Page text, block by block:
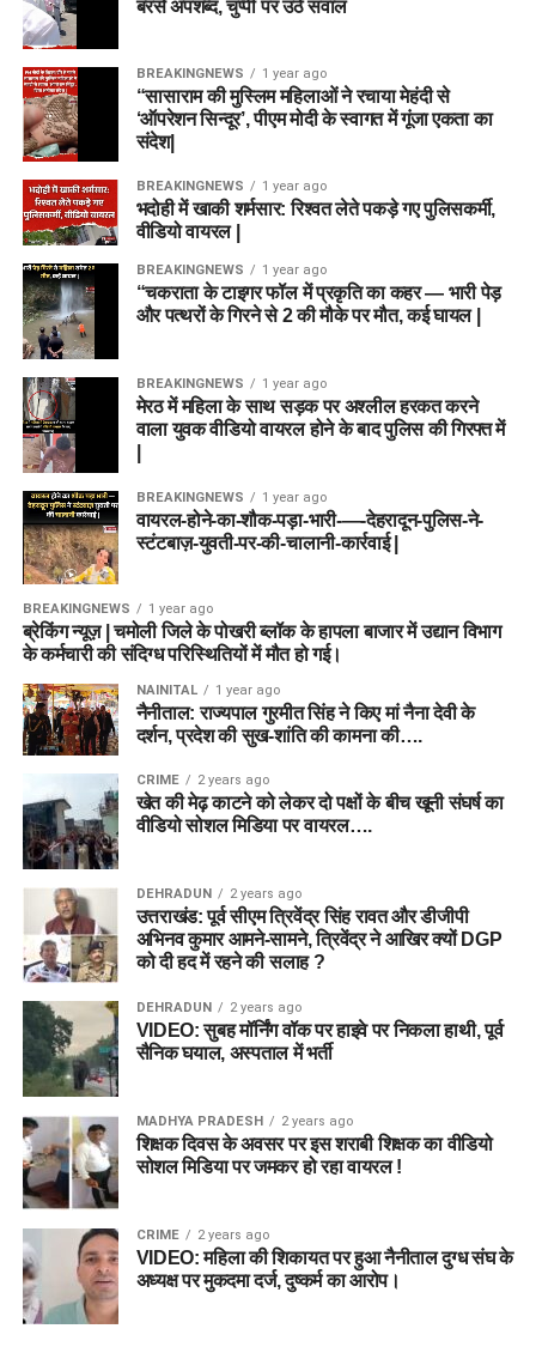
बरसे अपशब्द, चुप्पी पर उठे सवाल
BREAKINGNEWS 1 year ago
“सासाराम की मुस्लिम महिलाओं ने रचाया मेहंदी से
‘ऑपरेशन सिन्दूर’, पीएम मोदी के स्वागत में गूंजा एकता का
संदेश|
BREAKINGNEWS 1 year ago
भदोही में खाकी शर्मसार: रिश्वत लेते पकड़े गए पुलिसकर्मी,
वीडियो वायरल |
BREAKINGNEWS 1 year ago
“चकराता के टाइगर फॉल में प्रकृति का कहर — भारी पेड़
और पत्थरों के गिरने से 2 की मौके पर मौत, कई घायल |
BREAKINGNEWS 1 year ago
मेरठ में महिला के साथ सड़क पर अश्लील हरकत करने
वाला युवक वीडियो वायरल होने के बाद पुलिस की गिरफ्त में
BREAKINGNEWS 1 year ago
वायरल-होने-का-शौक-पड़ा-भारी-—-देहरादून-पुलिस-ने-
स्टंटबाज़-युवती-पर-की-चालानी-कार्रवाई |
BREAKINGNEWS 1 year ago
ब्रेकिंग न्यूज़ | चमोली जिले के पोखरी ब्लॉक के हापला बाजार में उद्यान विभाग
के कर्मचारी की संदिग्ध परिस्थितियों में मौत हो गई।
NAINITAL 1 year ago
नैनीताल: राज्यपाल गुरमीत सिंह ने किए मां नैना देवी के
दर्शन, प्रदेश की सुख-शांति की कामना की….
CRIME 2 years ago
खेत की मेढ़ काटने को लेकर दो पक्षों के बीच खूनी संघर्ष का
वीडियो सोशल मिडिया पर वायरल….
DEHRADUN 2 years ago
उत्तराखंड: पूर्व सीएम त्रिवेंद्र सिंह रावत और डीजीपी
अभिनव कुमार आमने-सामने, त्रिवेंद्र ने आखिर क्यों DGP
को दी हद में रहने की सलाह ?
DEHRADUN 2 years ago
VIDEO: सुबह मॉर्निंग वॉक पर हाइवे पर निकला हाथी, पूर्व
सैनिक घयाल, अस्पताल में भर्ती
MADHYA PRADESH 2 years ago
शिक्षक दिवस के अवसर पर इस शराबी शिक्षक का वीडियो
सोशल मिडिया पर जमकर हो रहा वायरल !
CRIME 2 years ago
VIDEO: महिला की शिकायत पर हुआ नैनीताल दुग्ध संघ के
अध्यक्ष पर मुकदमा दर्ज, दुष्कर्म का आरोप।